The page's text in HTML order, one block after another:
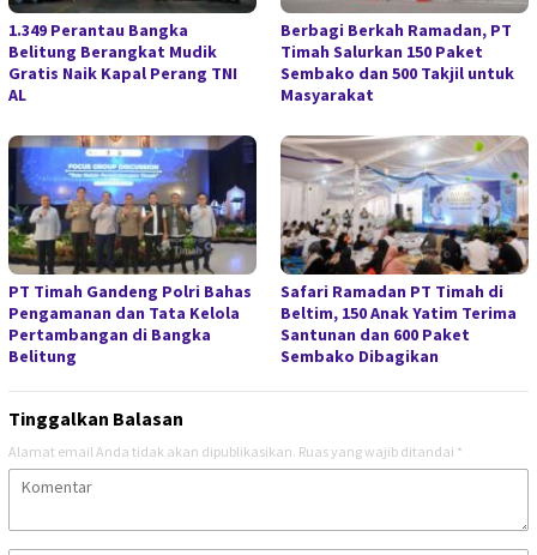
1.349 Perantau Bangka
Belitung Berangkat Mudik
Gratis Naik Kapal Perang TNI
AL
Berbagi Berkah Ramadan, PT
Timah Salurkan 150 Paket
Sembako dan 500 Takjil untuk
Masyarakat
PT Timah Gandeng Polri Bahas
Pengamanan dan Tata Kelola
Pertambangan di Bangka
Belitung
Safari Ramadan PT Timah di
Beltim, 150 Anak Yatim Terima
Santunan dan 600 Paket
Sembako Dibagikan
Tinggalkan Balasan
Alamat email Anda tidak akan dipublikasikan. Ruas yang wajib ditandai *